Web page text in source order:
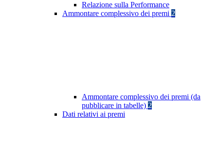
Relazione sulla Performance
Ammontare complessivo dei premi 2
Ammontare complessivo dei premi (da
pubblicare in tabelle) 2
Dati relativi ai premi